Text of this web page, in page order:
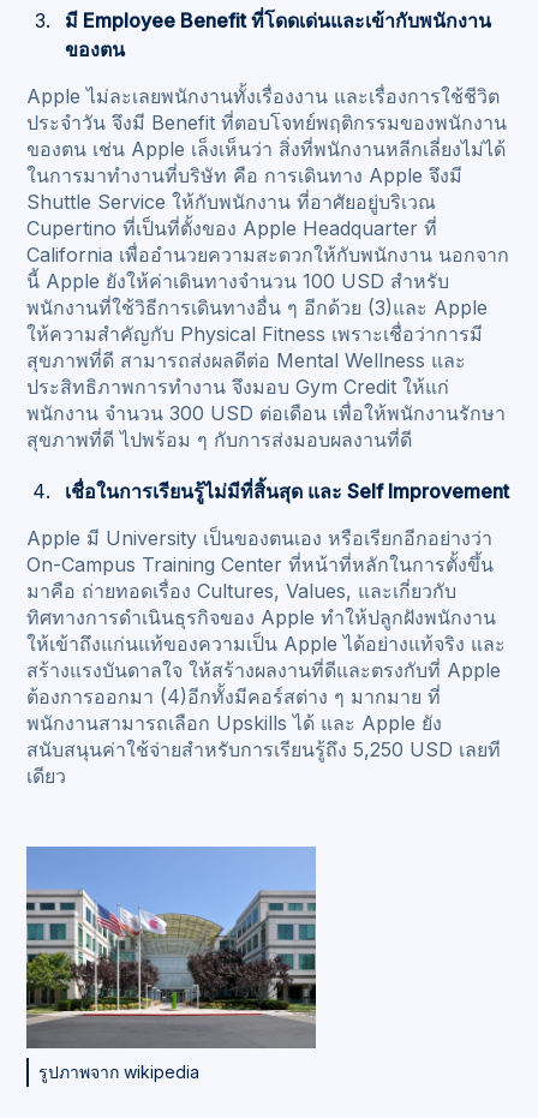
มี Employee Benefit ที่โดดเด่นและเข้ากับพนักงาน
ของตน
Apple ไม่ละเลยพนักงานทั้งเรื่องงาน และเรื่องการใช้ชีวิต
ประจำวัน จึงมี Benefit ที่ตอบโจทย์พฤติกรรมของพนักงาน
ของตน เช่น Apple เล็งเห็นว่า สิ่งที่พนักงานหลีกเลี่ยงไม่ได้
ในการมาทำงานที่บริษัท คือ การเดินทาง Apple จึงมี
Shuttle Service ให้กับพนักงาน ที่อาศัยอยู่บริเวณ
Cupertino ที่เป็นที่ตั้งของ Apple Headquarter ที่
California เพื่ออำนวยความสะดวกให้กับพนักงาน นอกจาก
นี้ Apple ยังให้ค่าเดินทางจำนวน 100 USD สำหรับ
พนักงานที่ใช้วิธีการเดินทางอื่น ๆ อีกด้วย (3)และ Apple
ให้ความสำคัญกับ Physical Fitness เพราะเชื่อว่าการมี
สุขภาพที่ดี สามารถส่งผลดีต่อ Mental Wellness และ
ประสิทธิภาพการทำงาน จึงมอบ Gym Credit ให้แก่
พนักงาน จำนวน 300 USD ต่อเดือน เพื่อให้พนักงานรักษา
สุขภาพที่ดี ไปพร้อม ๆ กับการส่งมอบผลงานที่ดี
เชื่อในการเรียนรู้ไม่มีที่สิ้นสุด และ Self Improvement
Apple มี University เป็นของตนเอง หรือเรียกอีกอย่างว่า
On-Campus Training Center ที่หน้าที่หลักในการตั้งขึ้น
มาคือ ถ่ายทอดเรื่อง Cultures, Values, และเกี่ยวกับ
ทิศทางการดำเนินธุรกิจของ Apple ทำให้ปลูกฝังพนักงาน
ให้เข้าถึงแก่นแท้ของความเป็น Apple ได้อย่างแท้จริง และ
สร้างแรงบันดาลใจ ให้สร้างผลงานที่ดีและตรงกับที่ Apple
ต้องการออกมา (4)อีกทั้งมีคอร์สต่าง ๆ มากมาย ที่
พนักงานสามารถเลือก Upskills ได้ และ Apple ยัง
สนับสนุนค่าใช้จ่ายสำหรับการเรียนรู้ถึง 5,250 USD เลยที
เดียว
รูปภาพจาก wikipedia